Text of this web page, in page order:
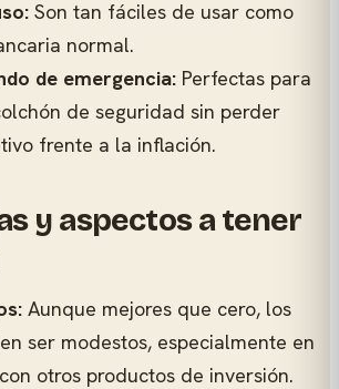
Son tan fáciles de usar como
normal.
de emergencia: Perfectas para
de seguridad sin perder
frente a la inflación.
y aspectos a tener
Aunque mejores que cero, los
ser modestos, especialmente en
otros productos de inversión.